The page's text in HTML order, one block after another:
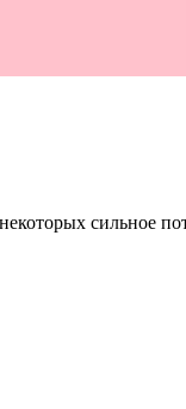
сильное